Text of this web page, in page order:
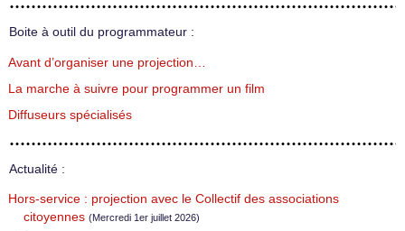
Boite à outil du programmateur :
Avant d’organiser une projection…
La marche à suivre pour programmer un film
Diffuseurs spécialisés
Actualité :
Hors-service : projection avec le Collectif des associations
citoyennes (Mercredi 1er juillet 2026)